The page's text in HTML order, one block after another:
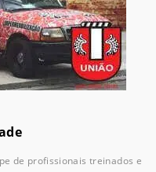
de profissionais treinados e